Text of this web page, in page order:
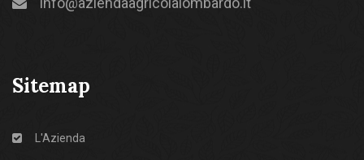
Sitemap
L'Azienda